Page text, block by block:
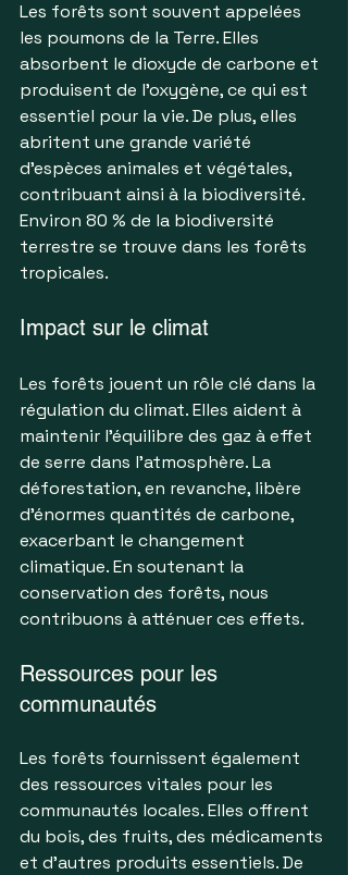
Les forêts sont souvent appelées
les poumons de la Terre. Elles
absorbent le dioxyde de carbone et
produisent de l'oxygène, ce qui est
essentiel pour la vie. De plus, elles
abritent une grande variété
d'espèces animales et végétales,
contribuant ainsi à la biodiversité.
Environ 80 % de la biodiversité
terrestre se trouve dans les forêts
tropicales.
Impact sur le climat
Les forêts jouent un rôle clé dans la
régulation du climat. Elles aident à
maintenir l'équilibre des gaz à effet
de serre dans l'atmosphère. La
déforestation, en revanche, libère
d'énormes quantités de carbone,
exacerbant le changement
climatique. En soutenant la
conservation des forêts, nous
contribuons à atténuer ces effets.
Ressources pour les
communautés
Les forêts fournissent également
des ressources vitales pour les
communautés locales. Elles offrent
du bois, des fruits, des médicaments
et d'autres produits essentiels. De